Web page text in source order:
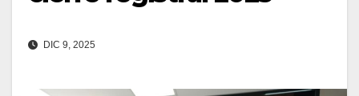
DIC 9, 2025